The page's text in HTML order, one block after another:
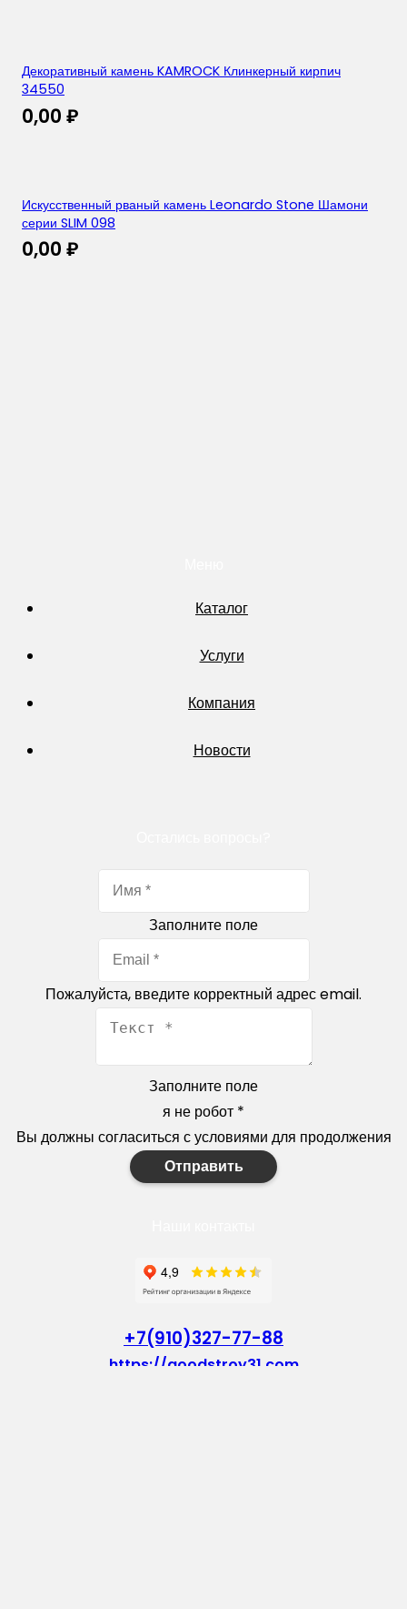
Декоративный камень KAMROCK Клинкерный кирпич
34550
0,00 ₽
Искусственный рваный камень Leonardo Stone Шамони
серии SLIM 098
0,00 ₽
Каталог
Услуги
Компания
Новости
Заполните поле
Пожалуйста, введите корректный адрес email.
Заполните поле
я не робот *
Вы должны согласиться с условиями для продолжения
Отправить
+7(910)327-77-88
https://goodstroy31.com